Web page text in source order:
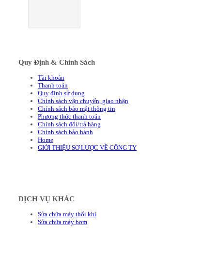
Quy Định & Chính Sách
Tài khoản
Thanh toán
Quy định sử dụng
Chính sách vận chuyển, giao nhận
Chính sách bảo mật thông tin
Phương thức thanh toán
Chính sách đổi/trả hàng
Chính sách bảo hành
Home
GIỚI THIỆU SƠ LƯỢC VỀ CÔNG TY
DỊCH VỤ KHÁC
Sửa chữa máy thổi khí
Sửa chữa máy bơm